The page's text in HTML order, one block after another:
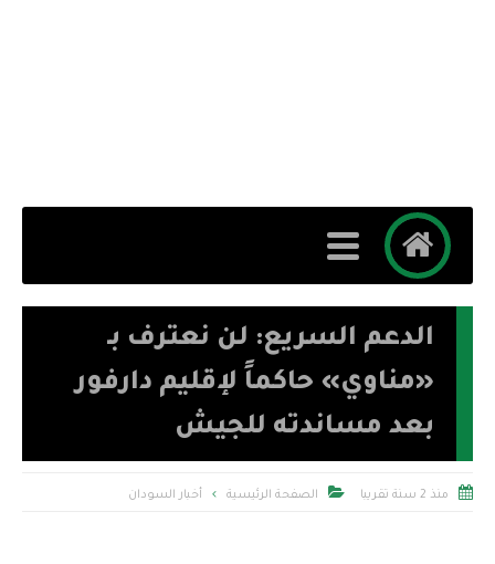
الدعم السريع: لن نعترف بـ
«مناوي» حاكماً لإقليم دارفور
بعد مساندته للجيش
 منذ 2 سنة تقريبا  الصفحة الرئيسية أخبار السودان